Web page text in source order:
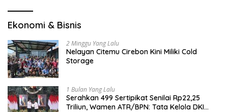
Ekonomi & Bisnis
2 Minggu Yang Lalu
Nelayan Citemu Cirebon Kini Miliki Cold
Storage
1 Bulan Yang Lalu
Serahkan 499 Sertipikat Senilai Rp22,25
Triliun, Wamen ATR/BPN: Tata Kelola DKI